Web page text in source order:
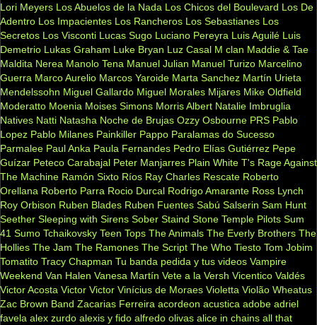
Lori Meyers Los Abuelos de la Nada Los Chicos del Boulevard Los De
Adentro Los Impacientes Los Rancheros Los Sebastianes Los
Secretos Los Visconti Lucas Sugo Luciano Pereyra Luis Aguilé Luis
Demetrio Lukas Graham Luke Bryan Luz Casal M clan Maddie & Tae
Maldita Nerea Manolo Tena Manuel Julian Manuel Turizo Marcelino
Guerra Marco Aurelio Marcos Yaroide Marta Sanchez Martín Urieta
Mendelssohn Miguel Gallardo Miguel Morales Mijares Mike Oldfield
Moderatto Moenia Moises Simons Morris Albert Natalie Imbruglia
Natives Natti Natasha Noche de Brujas Ozzy Osbourne PRS Pablo
Lopez Pablo Milanes Painkiller Pappo Paralamas do Sucesso
Parmalee Paul Anka Paula Fernandes Pedro Elías Gutiérrez Pepe
Guízar Peteco Carabajal Peter Manjarres Plain White T's Rage Against
The Machine Ramón Sixto Ríos Ray Charles Rescate Roberto
Orellana Roberto Parra Rocio Durcal Rodrigo Amarante Ross Lynch
Roy Orbison Ruben Blades Ruben Fuentes Sabú Salserin Sam Hunt
Seether Sleeping with Sirens Sober Staind Stone Temple Pilots Sum
41 Sumo Tchaikovsky Teen Tops The Animals The Everly Brothers The
Hollies The Jam The Ramones The Script The Who Tiesto Tom Jobim
Tomatito Tracy Chapman Tu banda pedida y tus videos Vampire
Weekend Van Halen Vanesa Martín Vete a la Versh Vicentico Valdés
Victor Acosta Victor Victor Vinícius de Moraes Violetta Violão Wheatus
Zac Brown Band Zacarias Ferreira acordeon acustica adobe adriel
favela alex zurdo alexis y fido alfredo olivas alice in chains all that